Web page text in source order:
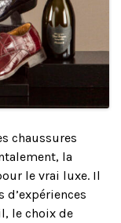
chaussures
la
le vrai luxe. Il
le choix de